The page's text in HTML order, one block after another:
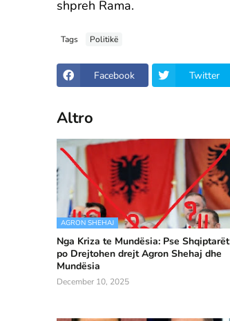
shpreh Rama.
Tags Politikë
Facebook Twitter
Altro
AGRON SHEHAJ
Nga Kriza te Mundësia: Pse Shqiptarët
po Drejtohen drejt Agron Shehaj dhe
Mundësia
December 10, 2025